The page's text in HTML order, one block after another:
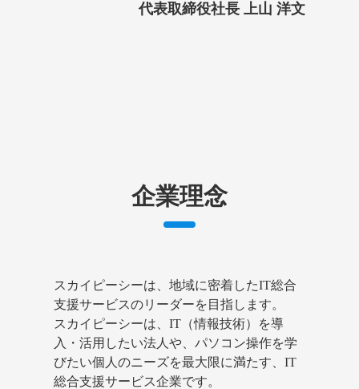
代表取締役社長 上山 洋文
企業理念
スカイピーシーは、地域に密着したIT総合
支援サービスのリーダーを目指します。
スカイピーシーは、IT（情報技術）を導
入・活用したい法人や、パソコン操作を学
びたい個人のニーズを最大限に満たす、IT
総合支援サービス企業です。